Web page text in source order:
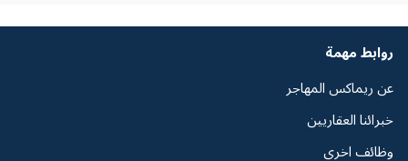
روابط مهمة
عن ريماكس المهاجر
خبرائنا العقاريين
وظائف اخرى